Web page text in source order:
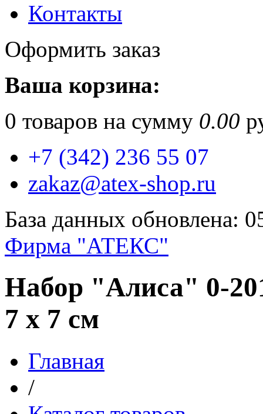
Контакты
Оформить заказ
Ваша корзина:
0 товаров на сумму 0.00
+7 (342) 236 55 07
zakaz@atex-shop.ru
База данных обновлена:
Фирма "АТЕКС"
Набор "Алиса" 0-
7 х 7 см
Главная
/